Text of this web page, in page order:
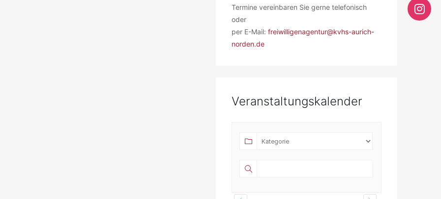
Termine vereinbaren Sie gerne telefonisch
oder
per E-Mail:freiwilligenagentur@kvhs-aurich-
norden.de
Veranstaltungskalender